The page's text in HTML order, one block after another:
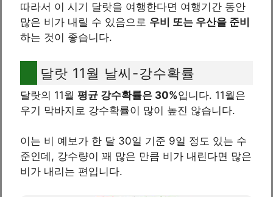
따라서 이 시기 달랏을 여행한다면 여행기간 동안
많은 비가 내릴 수 있음으로 우비 또는 우산을 준비
하는 것이 좋습니다.
달랏 11월 날씨-강수확률
달랏의 11월 평균 강수확률은 30%입니다. 11월은
우기 막바지로 강수확률이 많이 높진 않습니다.
이는 비 예보가 한 달 30일 기준 9일 정도 있는 수
준인데, 강수량이 꽤 많은 만큼 비가 내린다면 많은
비가 내리는 편입니다.